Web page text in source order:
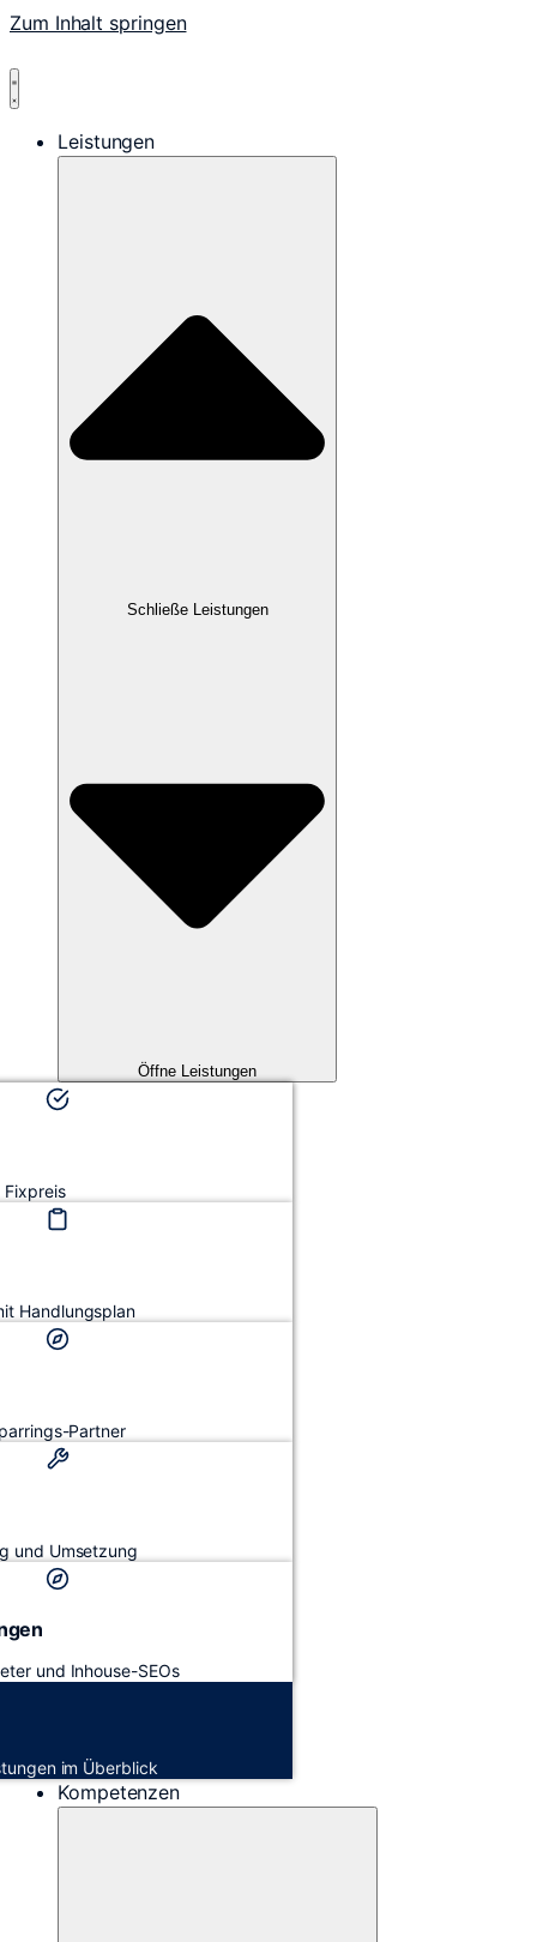
Zum Inhalt springen
Leistungen
Schließe Leistungen
Öffne Leistungen
Fixpreis
Handlungsplan
Partner
und Umsetzung
und Inhouse-SEOs
im Überblick
Kompetenzen